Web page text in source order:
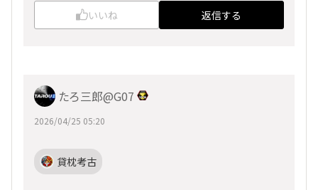
いいね 返信する
たろ三郎@G07
2026/04/25 05:20
貸枕考古